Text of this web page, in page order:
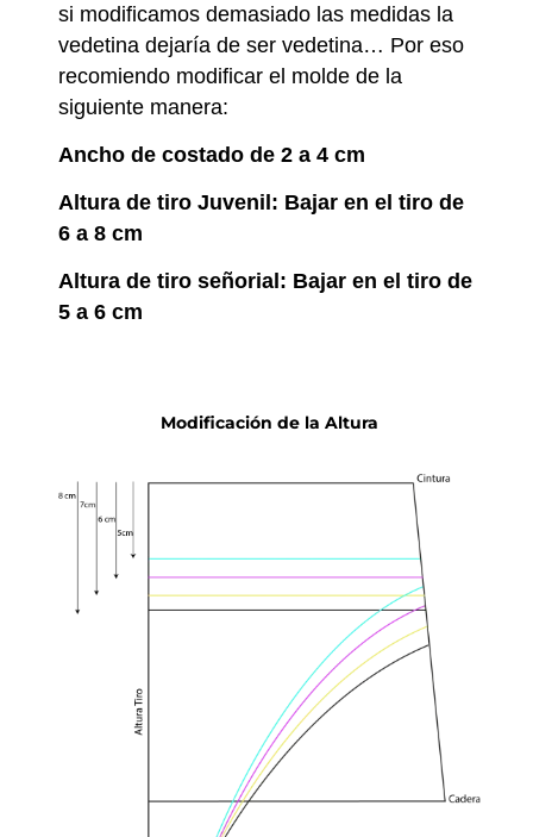
si modificamos demasiado las medidas la
vedetina dejaría de ser vedetina… Por eso
recomiendo modificar el molde de la
siguiente manera:
Ancho de costado de 2 a 4 cm
Altura de tiro Juvenil: Bajar en el tiro de
6 a 8 cm
Altura de tiro señorial: Bajar en el tiro de
5 a 6 cm
Modificación de la Altura